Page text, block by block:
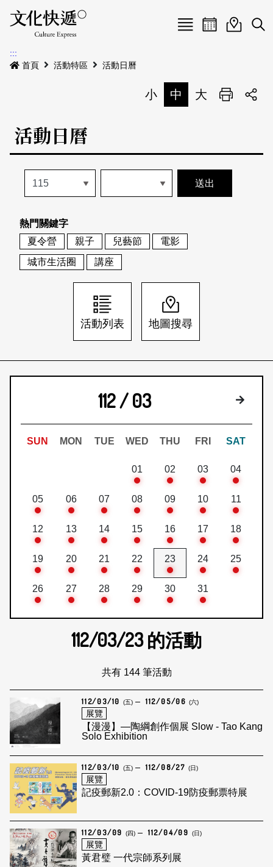
Menu
最新公告
本期專題
歷史專題
活動特區
活動列表
地圖搜尋
關於我們
關於我們
刊物索取地點
會員基本資料
刊登活動
網站導覽 English
日本語 登入/註冊
活動日曆活動地圖
展
:::
首頁
活動特區 活動日曆
小 中 大 列印
活動日曆
熱門關鍵字
夏令營
親子 兒藝節
電影
城市生活圈
講座
活動列表 地圖搜尋
112 / 03 下個月
SUN MON TUE WED THU FRI SAT
01 02 03 04
05 06 07 08 09 10 11
12 13 14 15 16 17 18
19 20 21 22 23 24 25
26 27 28 29 30 31
112/03/23的活動
共有 144 筆活動
112/03/10 (五) 112/05/06 (六)
展覽
【漫漫】—陶綱創作個展 Slow - Tao Kang
Solo Exhibition
112/03/10 (五) 112/08/27 (日)
展覽
記疫郵新2.0：COVID-19防疫郵票特展
112/03/09 (四) 112/04/09 (日)
展覽
黃君璧 一代宗師系列展